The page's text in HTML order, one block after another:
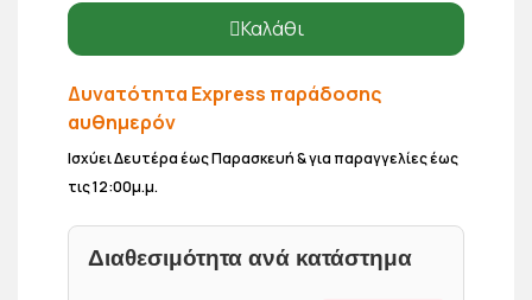
Καλάθι
Δυνατότητα Express παράδοσης
αυθημερόν
Ισχύει Δευτέρα έως Παρασκευή & για παραγγελίες έως
τις 12:00μ.μ.
Διαθεσιμότητα ανά κατάστημα